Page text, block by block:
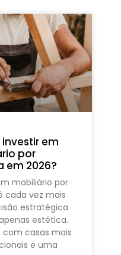
investir em
por
em 2026?
mobiliário por
cada vez mais
estratégica
estética.
com casas mais
e uma